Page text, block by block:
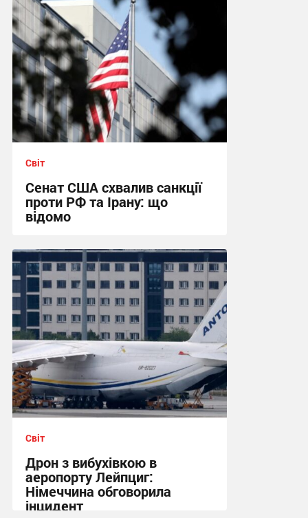
Світ
Сенат США схвалив санкції
проти РФ та Ірану: що
відомо
21:06 сьогодні
Світ
Дрон з вибухівкою в
аеропорту Лейпциг:
Німеччина обговорила
інцидент